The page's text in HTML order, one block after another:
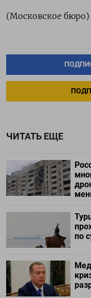
(Московское бюро)
ЧИТАТЬ ЕЩЕ
по